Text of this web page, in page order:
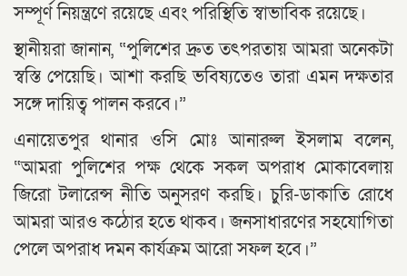
সম্পূর্ণ নিয়ন্ত্রণে রয়েছে এবং পরিস্থিতি স্বাভাবিক রয়েছে।
স্থানীয়রা জানান, “পুলিশের দ্রুত তৎপরতায় আমরা অনেকটা
স্বস্তি পেয়েছি। আশা করছি ভবিষ্যতেও তারা এমন দক্ষতার
সঙ্গে দায়িত্ব পালন করবে।”
এনায়েতপুর থানার ওসি মোঃ আনারুল ইসলাম বলেন,
“আমরা পুলিশের পক্ষ থেকে সকল অপরাধ মোকাবেলায়
জিরো টলারেন্স নীতি অনুসরণ করছি। চুরি-ডাকাতি রোধে
আমরা আরও কঠোর হতে থাকব। জনসাধারণের সহযোগিতা
পেলে অপরাধ দমন কার্যক্রম আরো সফল হবে।”